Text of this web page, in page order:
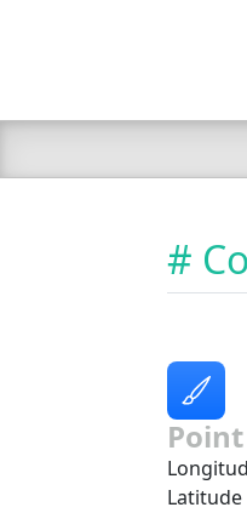
#
Latitude